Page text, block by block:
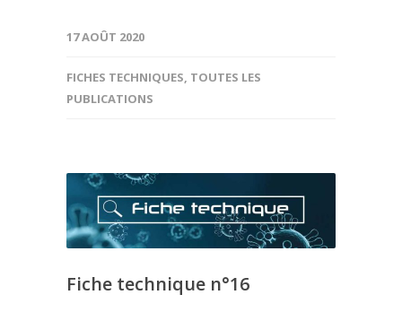
17 AOÛT 2020
FICHES TECHNIQUES, TOUTES LES
PUBLICATIONS
Fiche technique n°16